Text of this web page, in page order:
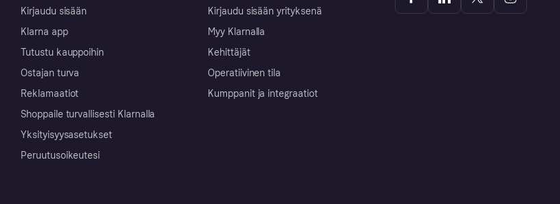
Kirjaudu sisään
Klarna app
Tutustu kauppoihin
Ostajan turva
Reklamaatiot
Shoppaile turvallisesti Klarnalla
Yksityisyysasetukset
Peruutusoikeutesi
Kirjaudu sisään yrityksenä
Myy Klarnalla
Kehittäjät
Operatiivinen tila
Kumppanit ja integraatiot